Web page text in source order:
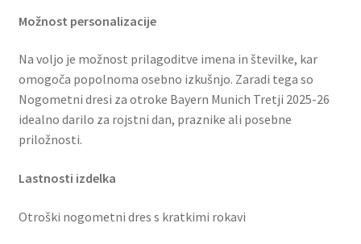
Možnost personalizacije
Na voljo je možnost prilagoditve imena in številke, kar
omogoča popolnoma osebno izkušnjo. Zaradi tega so
Nogometni dresi za otroke Bayern Munich Tretji 2025-26
idealno darilo za rojstni dan, praznike ali posebne
priložnosti.
Lastnosti izdelka
Otroški nogometni dres s kratkimi rokavi